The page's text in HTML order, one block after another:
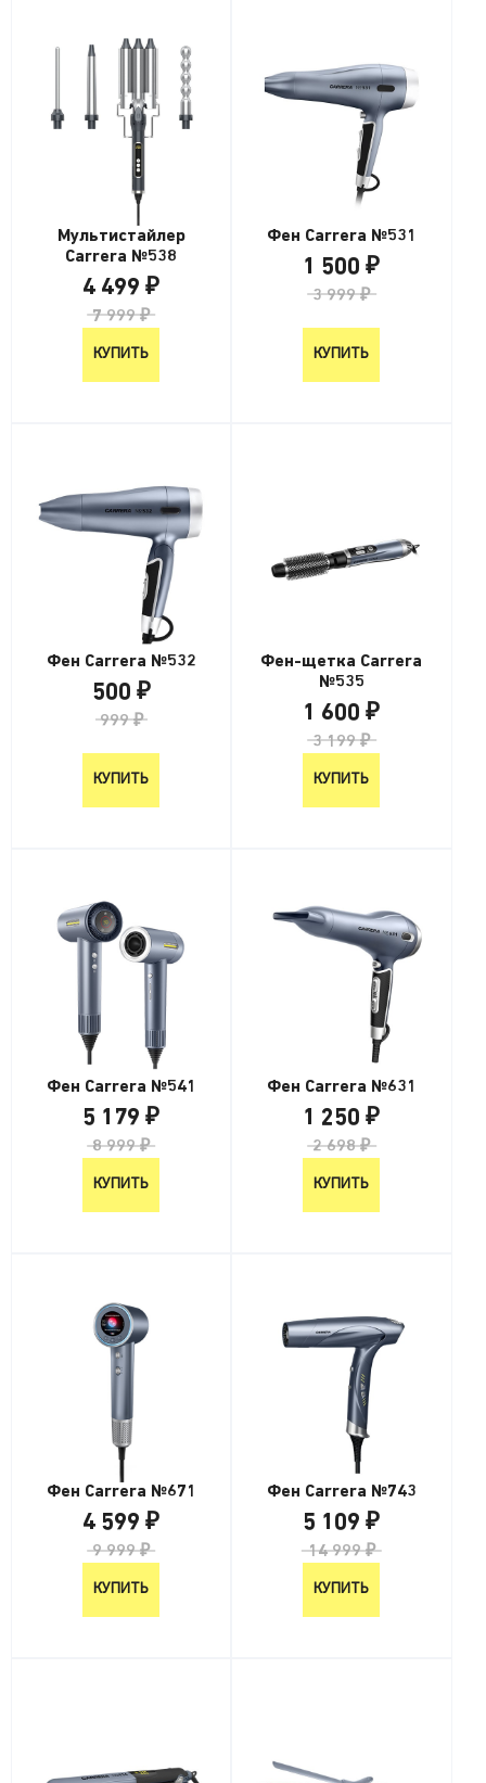
Мультистайлер
Carrera №538
4 499 ₽
7 999 ₽
КУПИТЬ
Фен Carrera №531
1 500 ₽
3 999 ₽
КУПИТЬ
Фен Carrera №532
500 ₽
999 ₽
КУПИТЬ
Фен-щетка Carrera
№535
1 600 ₽
3 199 ₽
КУПИТЬ
Фен Carrera №541
5 179 ₽
8 999 ₽
КУПИТЬ
Фен Carrera №631
1 250 ₽
2 698 ₽
КУПИТЬ
Фен Carrera №671
4 599 ₽
9 999 ₽
КУПИТЬ
Фен Carrera №743
5 109 ₽
14 999 ₽
КУПИТЬ